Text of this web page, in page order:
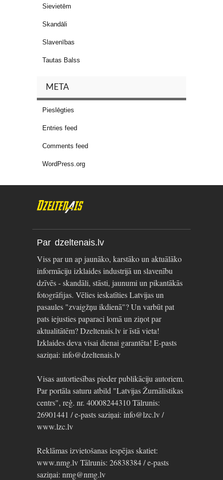
Sievietēm
Skandāli
Slavenības
Tautas Balss
META
Pieslēgties
Entries feed
Comments feed
WordPress.org
Par dzeltenais.lv
Viss par un ap jaunāko, karstāko un aktuālāko
informāciju izklaides industrijā un slavenību
dzīvēs - skandāli, stāsti, jaunumi un pikantākās
fotogrāfijas. Vēlies ieskatīties Latvijas un
pasaules "zvaigžņu ikdienā"? Un varbūt pat
pats iejusties paparaci lomā un ziņot par
aktualitātēm? Dzeltenais.lv ir īstā vieta!
Izklaides deva visai dienai garantēta! E-pasts
saziņai: info@dzeltenais.lv
Visas autortiesības pieder publikāciju autoriem.
Par portāla saturu atbild "Latvijas Žurnālistikas
centrs", reģ. nr. 40008244310 Tālrunis:
26901441 / e-pasts saziņai: info@lzc.lv /
www.lzc.lv
Reklāmas izvietošanas iespējas skatiet:
www.nmg.lv Tālrunis: 26838384 / e-pasts
saziņai: nmg@nmg.lv